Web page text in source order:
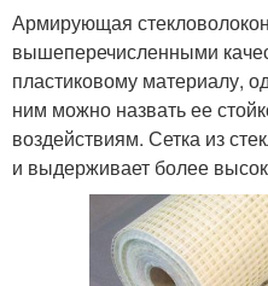
Армирующая
вышеперечисленными
пластиковому материалу,
ним можно назвать ее
воздействиям. Сетка из
и выдерживает более